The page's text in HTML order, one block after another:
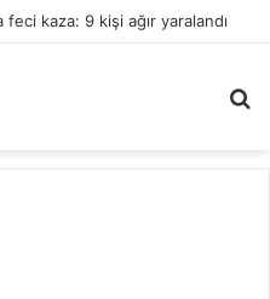
feci kaza: 9 kişi ağır yaralandı
...